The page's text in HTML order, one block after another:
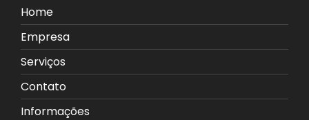
Home
Empresa
Serviços
Contato
Informações